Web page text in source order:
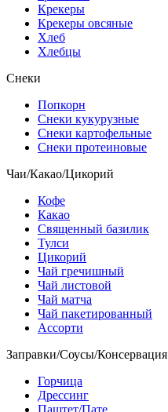
Крекеры
Крекеры овсяные
Хлеб
Хлебцы
Снеки
Попкорн
Снеки кукурузные
Снеки картофельные
Снеки протеиновые
Чаи/Какао/Цикорий
Кофе
Какао
Священный базилик
Тулси
Цикорий
Чай гречишный
Чай листовой
Чай матча
Чай пакетированный
Ассорти
Заправки/Соусы/Консервация
Горчица
Дрессинг
Паштет/Пате